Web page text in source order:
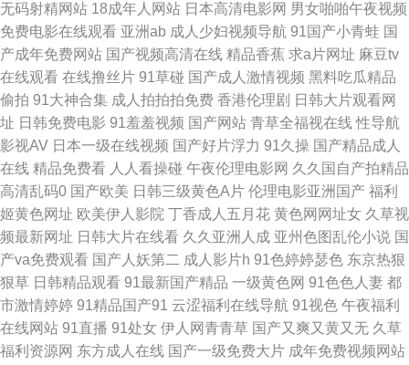
久草福利资源网 日本电影一级黄 亚洲性爱欧美 成人AV三级传媒 美女91网站
黑丝 午夜福利男女 91视频网址入囗 国产高清免费视频 免费h日韩欧美 五月
丁香大香蕉 91久久一 成人香蕉在线播放 麻豆老熟女 天堂情色 91观看国产白
丝 超碰在线操香蕉 九一在線觀看 日本熟女自慰 WWW嫩逼91 欧美成人干 亚
洲有码av在线 超碰人人大 女同伦理片 伊人成人在线观看 超碰人人做爱 久久
精品网站免费 日韩午夜伦 91n免费处女 超碰97人人调教 久草老司机 视频在
线91 91网站做爱 国产传媒不卡 蜜桃网性爱 天天射婷婷操 91学生妹 国产盗
摄1区 欧亚肏屄视频 先锋影音无码 97福利社视频 韩国伦理av 日本www 3级
无码射精网站 18成年人网站 日本高清电影网 男女啪啪午夜视频
免费电影在线观看 亚洲ab 成人少妇视频导航 91国产小青蛙 国
产成年免费网站 国产视频高清在线 精品香蕉 求a片网址 麻豆tv
在线观看 在线撸丝片 91草碰 国产成人激情视频 黑料吃瓜精品
偷拍 91大神合集 成人拍拍拍免费 香港伦理剧 日韩大片观看网
址 日韩免费电影 91羞羞视频 国产网站 青草全福视在线 性导航
影视AV 日本一级在线视频 国产好片浮力 91久操 国产精品成人
在线 精品免费看 人人看操碰 午夜伦理电影网 久久国自产拍精品
高清乱码0 国产欧美 日韩三级黄色A片 伦理电影亚洲国产 福利
姬黄色网址 欧美伊人影院 丁香成人五月花 黄色网网址女 久草视
频最新网址 日韩大片在线看 久久亚洲人成 亚州色图乱伦小说 国
产va免费观看 国产人妖第二 成人影片h 91色婷婷瑟色 东京热狠
狠草 日韩精品观看 91最新国产精品 一级黄色网 91色色人妻 都
市激情婷婷 91精品国产91 云涩福利在线导航 91视色 午夜福利
在线网站 91直播 91处女 伊人网青青草 国产又爽又黄又无 久草
福利资源网 东方成人在线 国产一级免费大片 成年免费视频网站